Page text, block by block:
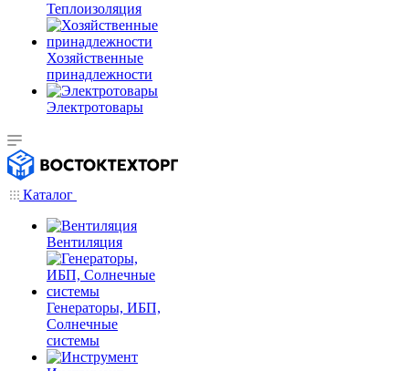
Теплоизоляция
Хозяйственные
принадлежности
Электротовары
Каталог
Вентиляция
Генераторы, ИБП,
Солнечные
системы